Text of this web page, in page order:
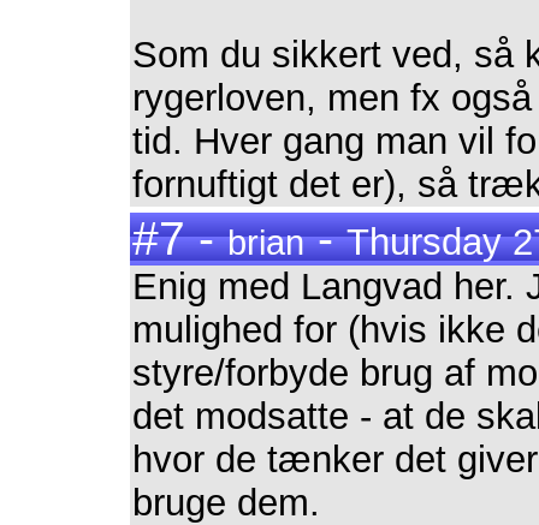
Som du sikkert ved, så
rygerloven, men fx
tid. Hver gang man vil
fornuftigt det er), så
#7 -brian-Thursday
Enig med Langvad her.
mulighed for (hvis ikke
styre/forbyde brug af
det modsatte - at de
hvor de tænker det
bruge dem.